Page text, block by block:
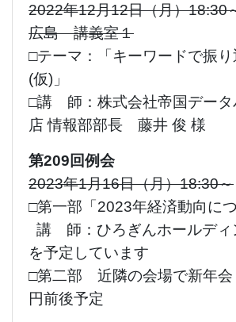
2022年12月12日（月）
広島 講義室１
□テーマ：「キーワードで振
(仮)」
□講 師：株式会社帝国データ
店 情報部部長 藤井 俊 様
第209回例会
2023年1月16日（月）18:30～
□第一部「2023年経済動向につ
講 師：ひろぎんホールディ
を予定しています
□第二部 近隣の会場で新年
円前後予定